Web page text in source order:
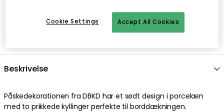
Nem checkout med MobilePay
Beskrivelse
Påskedekorationen fraDBKD har et sødt design iporcelæn
med to prikkede kyllinger perfekte til borddækningen.
Accept All Cookies
Cookie Settings